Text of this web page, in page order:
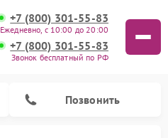
+7 (800) 301-55-83
Ежедневно, с 10:00 до 20:00
+7 (800) 301-55-83
Звонок бесплатный по РФ
Позвонить